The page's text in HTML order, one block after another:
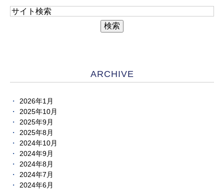
ARCHIVE
2026年1月
2025年10月
2025年9月
2025年8月
2024年10月
2024年9月
2024年8月
2024年7月
2024年6月